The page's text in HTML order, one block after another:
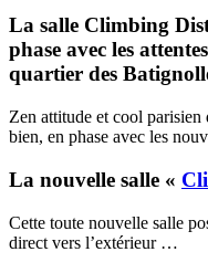
La salle Climbing
phase avec les
quartier des
Zen attitude et cool parisien
bien, en phase avec les
La nouvelle salle «
Cette toute nouvelle salle
direct vers l’extérieur …